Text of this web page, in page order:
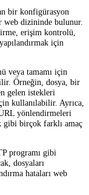
bir
bir web dizininde